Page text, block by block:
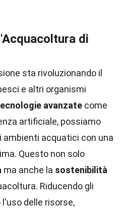
di
sta rivoluzionando il
e altri organismi
avanzate come
artificiale, possiamo
ambienti acquatici con una
Questo non solo
ma anche la sostenibilità
Riducendo gli
delle risorse,